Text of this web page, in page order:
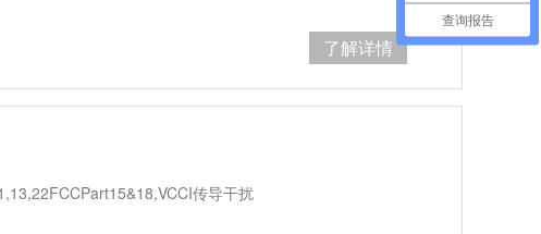
了解详情
传导干扰
查询报告